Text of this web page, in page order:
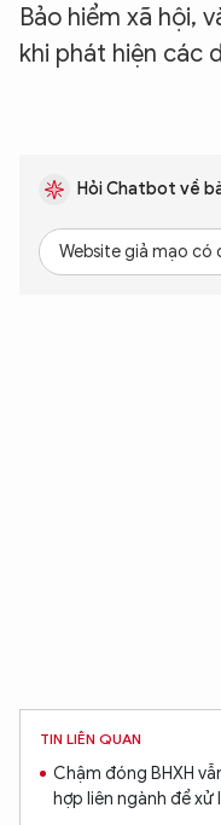
Bảo hiểm xã hội,
khi phát hiện các
Hỏi Chatbot về
Website giả mạo có
TIN LIÊN QUAN
Chậm đóng BHXH
hợp liên ngành để xử